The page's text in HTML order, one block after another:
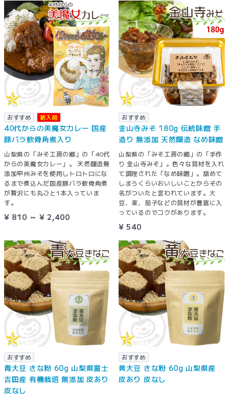
おすすめ 新入荷
40代からの美魔女カレー 国産
豚バラ軟骨角煮入り
山梨県の「みそ工房の郷」の「40代
からの美魔女カレー」。 天然醸造無
添加甲州みそを使用しトロトロにな
るまで煮込んだ国産豚バラ軟骨角煮
が贅沢にも丸ごと1本入っていま
す。
¥ 810 ～ ¥ 2,400
おすすめ
金山寺みそ 180g 伝統味噌 手
造り 無添加 天然醸造 なめ味噌
山梨県の「みそ工房の郷」の「手作
り 金山寺みそ」。色々な具材を入れ
て調理された「なめ味噌」。舐めて
しまうくらいおいしいことからその
名がついたと言われています。大
豆、麦、茄子などの具材が豊富に入
っているのでコクがあります。
¥ 540
おすすめ
青大豆 きな粉 60g 山梨県富士
吉田産 有機栽培 無添加 皮あり
皮なし
おすすめ
黄大豆 きな粉 60g 山梨県産
皮あり 皮なし